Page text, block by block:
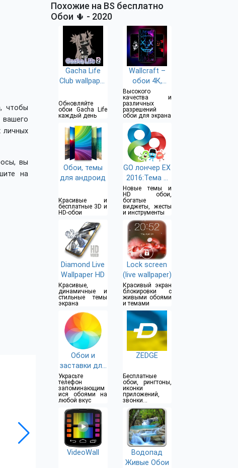
чтобы
личных
вы
на
Похожие на BS бесплатно
Обои 🌵 - 2020
Gacha Life
Club wallpaper
Обновляйте
обои Gacha Life
каждый день
Wallcraft –
обои 4К,
живые HD
Высокого
качества и
различных
разрешений
обои для экрана
Обои, темы
для андроид
Красивые и
бесплатные 3D и
HD-обои
GO лончер EX
2016:Тема &
Обои
Новые темы и
HD обои,
богатые
виджеты, жесты
и инструменты
Diamond Live
Wallpaper HD
Красивые,
динамичные и
стильные темы
экрана
Lock screen
(live wallpaper)
Красивый экран
блокировки с
живыми обоями
и темами
Обои и
заставки для
меня
Украсьте
телефон
запоминающим
ися обоями на
любой вкус
ZEDGE
Бесплатные
обои, рингтоны,
иконки
приложений,
звонки
будильника и
уведомлений
VideoWall
Водопад
Живые Обои